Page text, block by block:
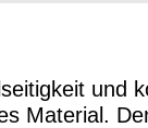
und
Material.